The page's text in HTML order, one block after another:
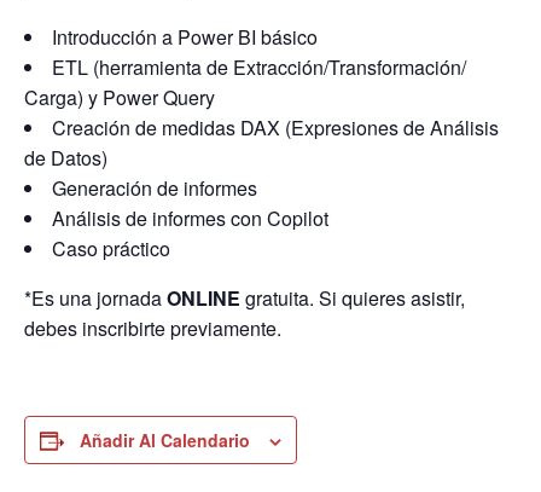
Introducción a Power BI básico
ETL (herramienta de Extracción/Transformación/
Carga) y Power Query
Creación de medidas DAX (Expresiones de Análisis
de Datos)
Generación de informes
Análisis de informes con Copilot
Caso práctico
*Es una jornadaONLINE gratuita. Si quieres asistir,
debes inscribirte previamente.
Añadir Al Calendario